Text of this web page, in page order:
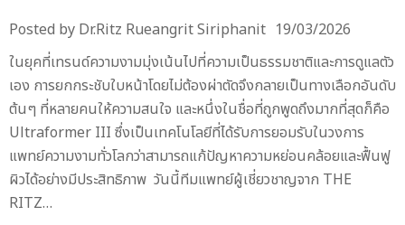
Posted by Dr.Ritz Rueangrit Siriphanit 19/03/2026
ในยุคที่เทรนด์ความงามมุ่งเน้นไปที่ความเป็นธรรมชาติและการดูแลตัว
เอง การยกกระชับใบหน้าโดยไม่ต้องผ่าตัดจึงกลายเป็นทางเลือกอันดับ
ต้นๆ ที่หลายคนให้ความสนใจ และหนึ่งในชื่อที่ถูกพูดถึงมากที่สุดก็คือ
Ultraformer III ซึ่งเป็นเทคโนโลยีที่ได้รับการยอมรับในวงการ
แพทย์ความงามทั่วโลกว่าสามารถแก้ปัญหาความหย่อนคล้อยและฟื้นฟู
ผิวได้อย่างมีประสิทธิภาพ วันนี้ทีมแพทย์ผู้เชี่ยวชาญจาก THE
RITZ…